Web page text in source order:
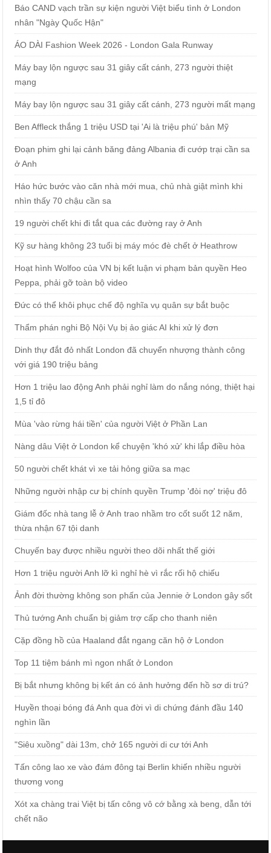
Báo CAND vạch trần sự kiện người Việt biểu tình ở London
nhân "Ngày Quốc Hận"
ÁO DÀI Fashion Week 2026 - London Gala Runway
Máy bay lộn ngược sau 31 giây cất cánh, 273 người thiệt
mạng
Máy bay lộn ngược sau 31 giây cất cánh, 273 người mất mạng
Ben Affleck thắng 1 triệu USD tại 'Ai là triệu phú' bản Mỹ
Đoạn phim ghi lại cảnh băng đảng Albania đi cướp trại cần sa
ở Anh
Háo hức bước vào căn nhà mới mua, chủ nhà giật mình khi
nhìn thấy 70 chậu cần sa
19 người chết khi đi tắt qua các đường ray ở Anh
Kỹ sư hàng không 23 tuổi bị máy móc đè chết ở Heathrow
Hoạt hình Wolfoo của VN bị kết luận vi phạm bản quyền Heo
Peppa, phải gỡ toàn bộ video
Đức có thể khôi phục chế độ nghĩa vụ quân sự bắt buộc
Thẩm phán nghi Bộ Nội Vụ bị ảo giác AI khi xử lý đơn
Dinh thự đắt đỏ nhất London đã chuyển nhượng thành công
với giá 190 triệu bảng
Hơn 1 triệu lao động Anh phải nghỉ làm do nắng nóng, thiệt hại
1,5 tỉ đô
Mùa 'vào rừng hái tiền' của người Việt ở Phần Lan
Nàng dâu Việt ở London kể chuyện 'khó xử' khi lắp điều hòa
50 người chết khát vì xe tải hỏng giữa sa mạc
Những người nhập cư bị chính quyền Trump 'đòi nợ' triệu đô
Giám đốc nhà tang lễ ở Anh trao nhầm tro cốt suốt 12 năm,
thừa nhận 67 tội danh
Chuyến bay được nhiều người theo dõi nhất thế giới
Hơn 1 triệu người Anh lỡ kì nghỉ hè vì rắc rối hộ chiếu
Ảnh đời thường không son phấn của Jennie ở London gây sốt
Thủ tướng Anh chuẩn bị giảm trợ cấp cho thanh niên
Cặp đồng hồ của Haaland đắt ngang căn hộ ở London
Top 11 tiệm bánh mì ngon nhất ở London
Bị bắt nhưng không bị kết án có ảnh hưởng đến hồ sơ di trú?
Huyền thoại bóng đá Anh qua đời vì di chứng đánh đầu 140
nghìn lần
"Siêu xuồng" dài 13m, chở 165 người di cư tới Anh
Tấn công lao xe vào đám đông tại Berlin khiến nhiều người
thương vong
Xót xa chàng trai Việt bị tấn công vô cớ bằng xà beng, dẫn tới
chết não